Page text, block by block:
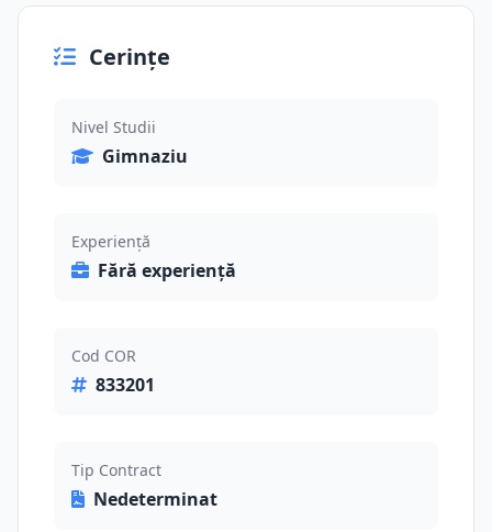
Cerințe
Nivel Studii
Gimnaziu
Experiență
Fără experiență
Cod COR
833201
Tip Contract
Nedeterminat